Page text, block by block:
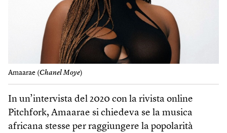
Amaarae (Chanel Moye)
In un’intervista del 2020 con la rivista online
Pitchfork, Amaarae si chiedeva se la musica
africana stesse per raggiungere la popolarità